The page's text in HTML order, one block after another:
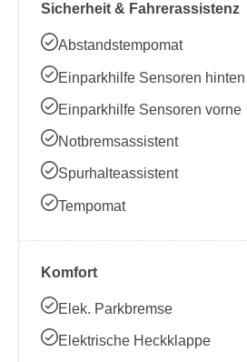
Sicherheit & Fahrerassistenz
Abstandstempomat
Einparkhilfe Sensoren hinten
Einparkhilfe Sensoren vorne
Notbremsassistent
Spurhalteassistent
Tempomat
Komfort
Elek. Parkbremse
Elektrische Heckklappe